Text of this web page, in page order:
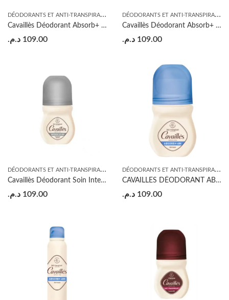
D
ÉODORANTS ET ANTI-TRANSPIRANTS HYGIÈNE
Cavaillès Déodorant Absorb+ Soin Invisible Roll On 50ml
109.00 د.م.
D
ÉODORANTS ET ANTI-TRANSPIRANTS
Cavaillès Déodorant Absorb+ Soin Régulateur Sans Parfum Roll-On 50ml
109.00 د.م.
D
ÉODORANTS ET ANTI-TRANSPIRANTS HYGIÈNE
Cavaillès Déodorant Soin Intense LP Roll On 40 ml
109.00 د.م.
D
ÉODORANTS ET ANTI-TRANSPIRANTS
CAVAILLES DÉODORANT ABSORB+ EFFICACITÉ 48H ROLL-ON
109.00 د.م.